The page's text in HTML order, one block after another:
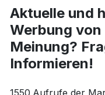
Aktuelle und
Werbung
Meinung?
Informieren!
1550 Aufrufe der